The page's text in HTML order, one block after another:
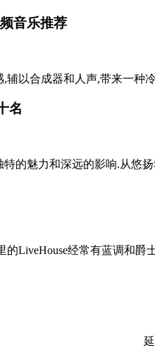
音乐推荐
以合成器和人声,带来一种
名
的魅力和深远的影响.从悠
LiveHouse经常有蓝调和